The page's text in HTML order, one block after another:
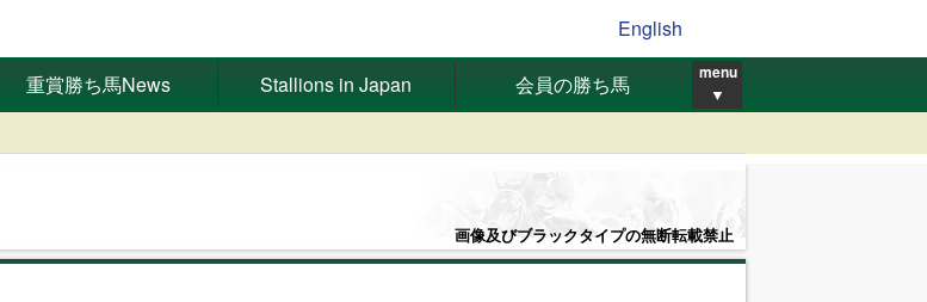
English
重賞勝ち馬News Stallions in Japan 会員の勝ち馬 menu
▼
画像及びブラックタイプの無断転載禁止